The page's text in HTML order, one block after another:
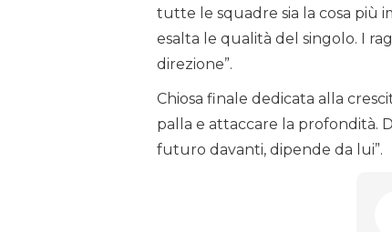
tutte le squadre sia la cosa più
esalta le qualità del singolo. I
direzione”.
Chiosa finale dedicata alla
palla e attaccare la profondità.
futuro davanti, dipende da lui”.